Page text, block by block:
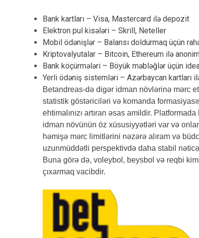
Bank kartları – Visa, Mastercard ilə depozit
Elektron pul kisələri – Skrill, Neteller
Mobil ödənişlər – Balansı doldurmaq üçün
Kriptovalyutalar – Bitcoin, Ethereum ilə
Bank köçürmələri – Böyük məbləğlər üçün
Yerli ödəniş sistemləri – Azərbaycan kartları
Betandreas-də digər idman növlərinə mərc
statistik göstəriciləri və komanda
ehtimalınızı artıran əsas amildir.
idman növünün öz xüsusiyyətləri var və
həmişə mərc limitlərini nəzərə alıram və
uzunmüddətli perspektivdə daha stabil
Buna görə də, voleybol, beysbol və reqbi
çıxarmaq vacibdir.